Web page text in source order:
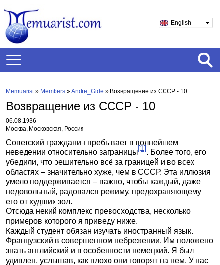
English
Memuarist» Members »Andre_Gide » Возвращение из СССР - 10
Возвращение из СССР - 10
06.08.1936
Москва, Московская, Россия
Советский гражданин пребывает в полнейшем
неведении относительно заграницы[1]. Более того, его
убедили, что решительно всё за границей и во всех
областях – значительно хуже, чем в СССР. Эта иллюзия
умело поддерживается – важно, чтобы каждый, даже
недовольный, радовался режиму, предохраняющему
его от худших зол.
Отсюда некий комплекс превосходства, несколько
примеров которого я приведу ниже.
Каждый студент обязан изучать иностранный язык.
Французский в совершенном небрежении. Им положено
знать английский и в особенности немецкий. Я был
удивлен, услышав, как плохо они говорят на нем. У нас